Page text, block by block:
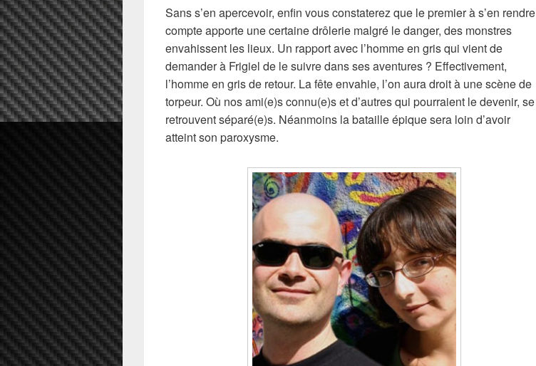
Sans s’en apercevoir, enfin vous constaterez que le premier à s’en rendre
compte apporte une certaine drôlerie malgré le danger, des monstres
envahissent les lieux. Un rapport avec l’homme en gris qui vient de
demander à Frigiel de le suivre dans ses aventures ? Effectivement,
l’homme en gris de retour. La fête envahie, l’on aura droit à une scène de
torpeur. Où nos ami(e)s connu(e)s et d’autres qui pourraient le devenir, se
retrouvent séparé(e)s. Néanmoins la bataille épique sera loin d’avoir
atteint son paroxysme.